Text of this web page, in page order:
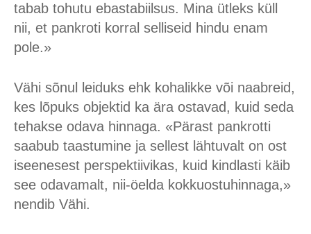
tabab tohutu ebastabiilsus. Mina ütleks küll
nii, et pankroti korral selliseid hindu enam
pole.»
Vähi sõnul leiduks ehk kohalikke või naabreid,
kes lõpuks objektid ka ära ostavad, kuid seda
tehakse odava hinnaga. «Pärast pankrotti
saabub taastumine ja sellest lähtuvalt on ost
iseenesest perspektiivikas, kuid kindlasti käib
see odavamalt, nii-öelda kokkuostuhinnaga,»
nendib Vähi.